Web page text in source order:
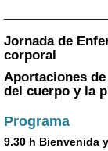
Jornada de
corporal
Aportaciones
del cuerpo y la
Programa
9.30 h Bienvenida